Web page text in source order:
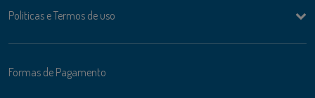
Politicas e Termos de uso
Formas de Pagamento